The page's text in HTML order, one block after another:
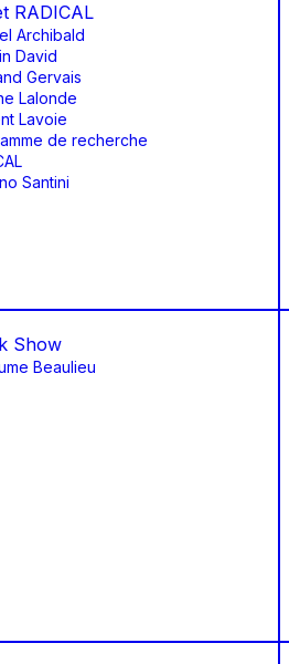
RADICAL
Archibald
David
Gervais
Lalonde
Lavoie
de recherche
Santini
Show
Beaulieu